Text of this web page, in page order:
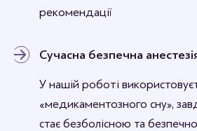
рекомендації
Сучасна безпечна
У нашій роботі
«медикаментозного сну»,
стає безболісною та